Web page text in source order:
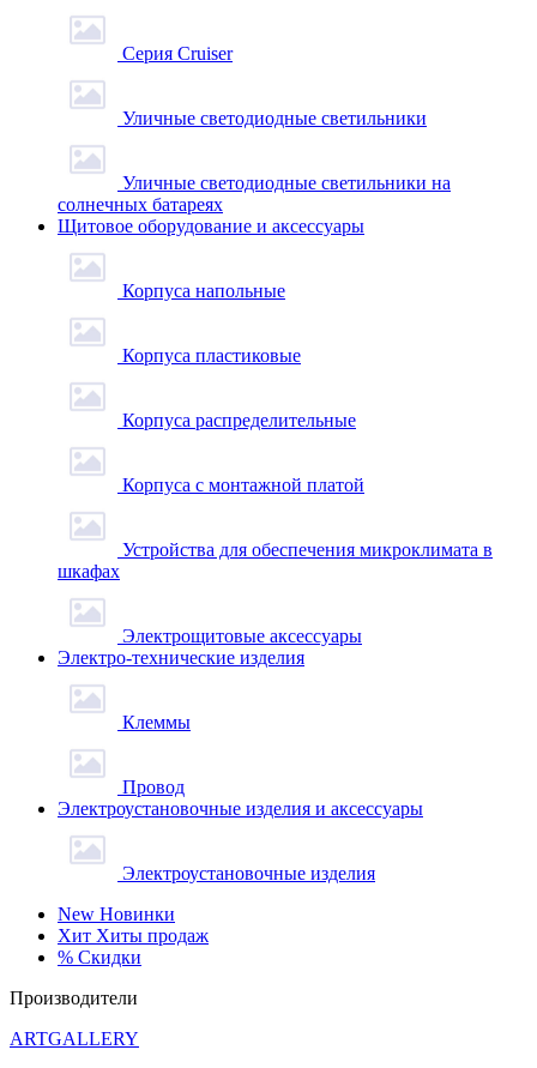
Серия Cruiser
Уличные светодиодные светильники
Уличные светодиодные светильники на
солнечных батареях
Щитовое оборудование и аксессуары
Корпуса напольные
Корпуса пластиковые
Корпуса распределительные
Корпуса с монтажной платой
Устройства для обеспечения микроклимата в
шкафах
Электрощитовые аксессуары
Электро-технические изделия
Клеммы
Провод
Электроустановочные изделия и аксессуары
Электроустановочные изделия
New Новинки
Хит Хиты продаж
% Скидки
Производители
ARTGALLERY